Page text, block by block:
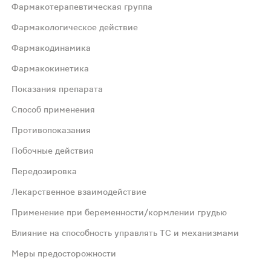
связывания с опиоидными рецепторами в
с белками плазмы — 97%. Период
лекарственного, лучевого; при изменении
мальабсорбция, дивертикулез, кишечная
Фармакотерапевтическая группа
Фармакологическое действие
Фармакодинамика
Фармакокинетика
Показания препарата
Способ применения
Противопоказания
Побочные действия
Передозировка
Лекарственное взаимодействие
Применение при беременности/кормлении грудью
Влияние на способность управлять ТС и механизмами
Меры предосторожности